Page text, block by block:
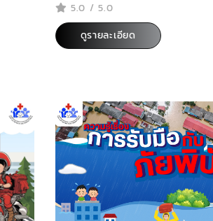
5.0 / 5.0
ดูรายละเอียด